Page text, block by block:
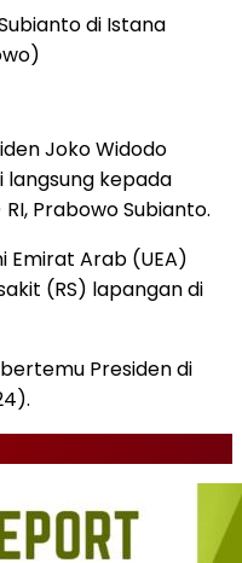
di Istana
Joko Widodo
kepada
Prabowo Subianto.
Emirat Arab (UEA)
(RS) lapangan di
Presiden di